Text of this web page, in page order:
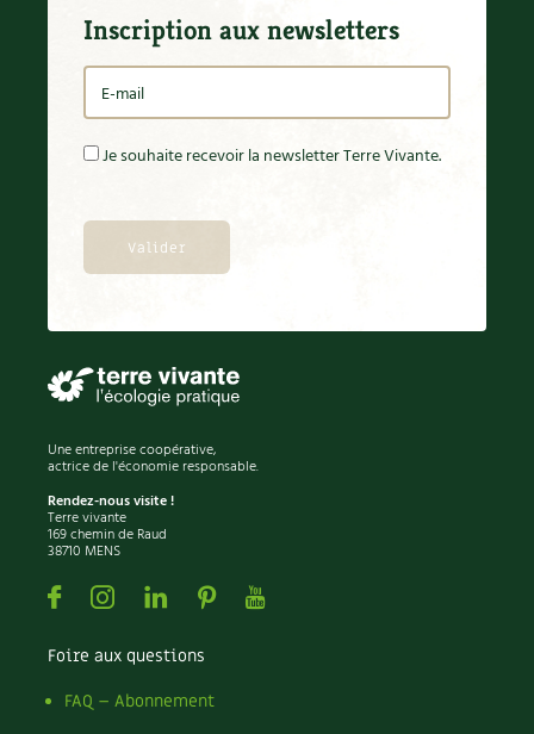
Parasite
Partenariat
Participatif
Patate douce
Pelouse
Permaculture
Pesticides
Petits pois
Piment
Pissenlit
Pizza
Plantes
Plantes d'extérieur
Plantes d'intérieur
Plantes médicinales
Plantes sauvages
Plants
Plastique
Inscription aux newsletters
Je souhaite recevoir la newsletter Terre Vivante.
Une entreprise coopérative,
actrice de l'économie responsable.
Rendez-nous visite !
Terre vivante
169 chemin de Raud
38710 MENS
FacebookInstagramLinkedin
PinterestYoutube
Foire aux questions
FAQ – Abonnement